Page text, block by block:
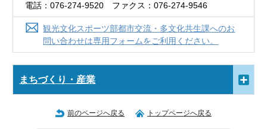
電話：076-274-9520 ファクス：076-274-9546
観光文化スポーツ部都市交流・多文化共生課へのお
問い合わせは専用フォームをご利用ください。
まちづくり・産業
前のページへ戻る トップページへ戻る